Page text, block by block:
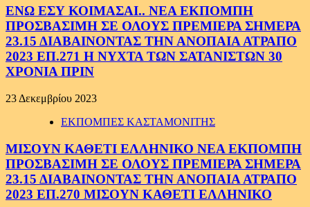
ΕΝΩ ΕΣΥ ΚΟΙΜΑΣΑΙ.. ΝΕΑ ΕΚΠΟΜΠΗ
ΠΡΟΣΒΑΣΙΜΗ ΣΕ ΟΛΟΥΣ ΠΡΕΜΙΕΡΑ ΣΗΜΕΡΑ
23.15 ΔΙΑΒΑΙΝΟΝΤΑΣ ΤΗΝ ΑΝΟΠΑΙΑ ΑΤΡΑΠΟ
2023 ΕΠ.271 Η ΝΥΧΤΑ ΤΩΝ ΣΑΤΑΝΙΣΤΩΝ 30
ΧΡΟΝΙΑ ΠΡΙΝ
23 Δεκεμβρίου 2023
ΕΚΠΟΜΠΕΣ ΚΑΣΤΑΜΟΝΙΤΗΣ
ΜΙΣΟΥΝ ΚΑΘΕΤΙ ΕΛΛΗΝΙΚΟ ΝΕΑ ΕΚΠΟΜΠΗ
ΠΡΟΣΒΑΣΙΜΗ ΣΕ ΟΛΟΥΣ ΠΡΕΜΙΕΡΑ ΣΗΜΕΡΑ
23.15 ΔΙΑΒΑΙΝΟΝΤΑΣ ΤΗΝ ΑΝΟΠΑΙΑ ΑΤΡΑΠΟ
2023 ΕΠ.270 ΜΙΣΟΥΝ ΚΑΘΕΤΙ ΕΛΛΗΝΙΚΟ